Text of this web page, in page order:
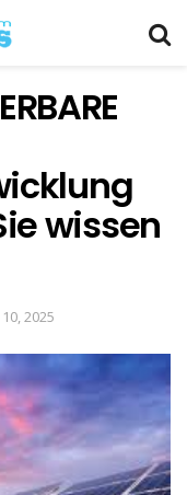
wissen
2025